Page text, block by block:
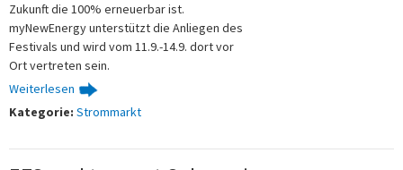
Zukunft die 100% erneuerbar ist.
myNewEnergy unterstützt die Anliegen des
Festivals und wird vom 11.9.-14.9. dort vor
Ort vertreten sein.
Weiterlesen
Kategorie: Strommarkt